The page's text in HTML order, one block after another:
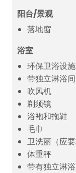
阳台/景观
落地窗
浴室
环保卫浴设施
带独立淋浴
吹风机
剃须镜
浴袍和拖鞋
毛巾
卫洗丽（应要
体重秤
带有独立淋